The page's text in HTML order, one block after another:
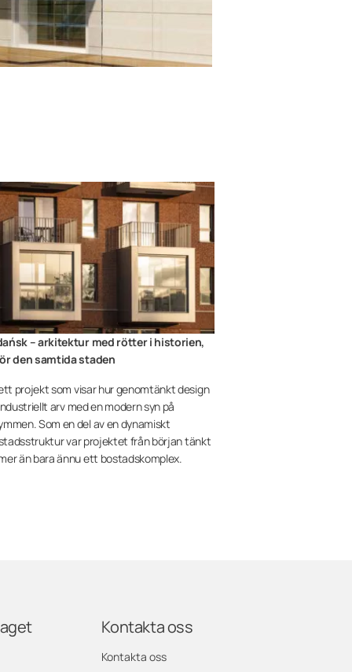
– arkitektur med rötter i historien,
den samtida staden
projekt som visar hur genomtänkt design
arv med en modern syn på
Som en del av en dynamiskt
var projektet från början tänkt
än bara ännu ett bostadskomplex.
Kontakta oss
Kontakta oss